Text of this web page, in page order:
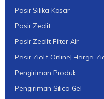
Pasir Silika Kasar
Pasir Zeolit
Pasir Zeolit Filter Air
Pasir Ziolit Online| Harga
Pengiriman Produk
Pengiriman Silica Gel